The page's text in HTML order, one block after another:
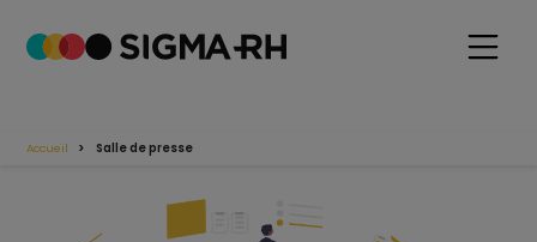
Accueil Salle de presse